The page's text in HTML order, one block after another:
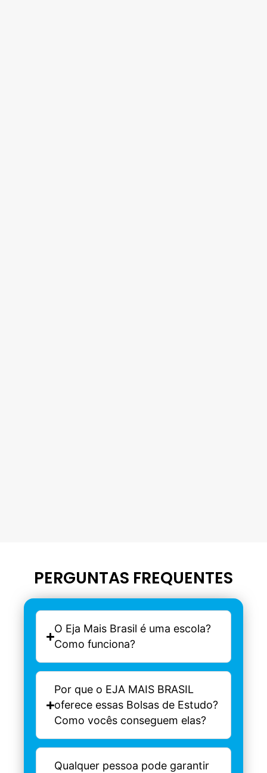
PERGUNTAS FREQUENTES
O Eja Mais Brasil é uma escola?
Como funciona?
Por que o EJA MAIS BRASIL
oferece essas Bolsas de Estudo?
Como vocês conseguem elas?
Qualquer pessoa pode garantir